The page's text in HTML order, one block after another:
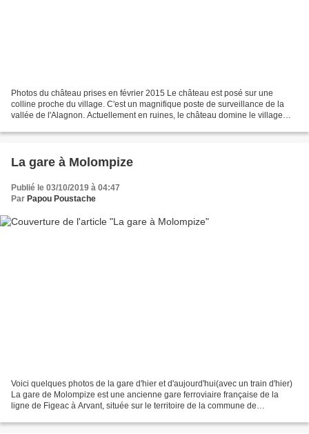
Photos du château prises en février 2015 Le château est posé sur une
colline proche du village. C'est un magnifique poste de surveillance de la
vallée de l'Alagnon. Actuellement en ruines, le château domine le village
La gare à Molompize
Publié le 03/10/2019 à 04:47
Par Papou Poustache
Voici quelques photos de la gare d'hier et d'aujourd'hui(avec un train d'hier)
La gare de Molompize est une ancienne gare ferroviaire française de la
ligne de Figeac à Arvant, située sur le territoire de la commune de